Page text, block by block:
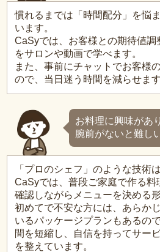
慣れるまでは「時間配分」を悩
います。
CaSyでは、お客様との期待値
をサロンや動画で学べます。
また、事前にチャットでお客様
ので、当日迷う時間を減らせます
お料理に興味があ
腕前がないと難し
「プロのシェフ」のような技術
CaSyでは、普段ご家庭で作る料
確認しながらメニューを決める形
初めてで不安な方には、あらか
いるパッケージプランもあるの
間を短縮し、自信を持ってサー
を整えています。